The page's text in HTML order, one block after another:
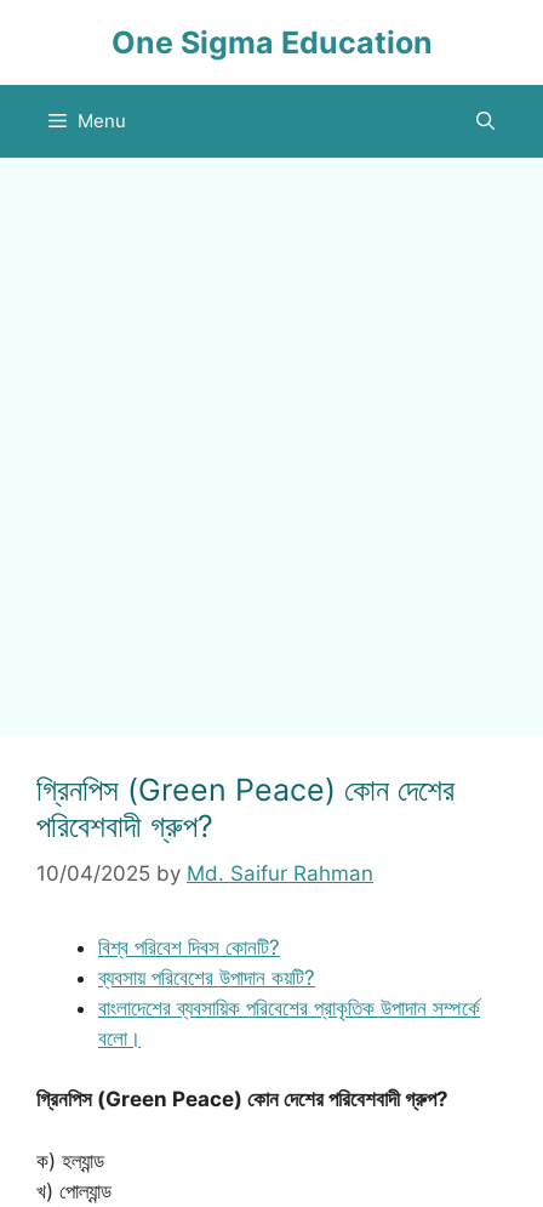
One Sigma Education
Menu
গ্রিনপিস (Green Peace) কোন দেশের
পরিবেশবাদী গ্রুপ?
10/04/2025 by Md. Saifur Rahman
বিশ্ব পরিবেশ দিবস কোনটি?
ব্যবসায় পরিবেশের উপাদান কয়টি?
বাংলাদেশের ব্যবসায়িক পরিবেশের প্রাকৃতিক উপাদান সম্পর্কে
বলো।
গ্রিনপিস (Green Peace) কোন দেশের পরিবেশবাদী গ্রুপ?
ক) হল্যান্ড
খ) পোল্যান্ড